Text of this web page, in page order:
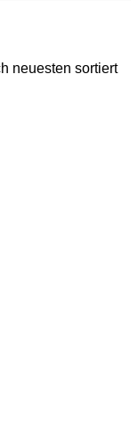
neuesten sortiert